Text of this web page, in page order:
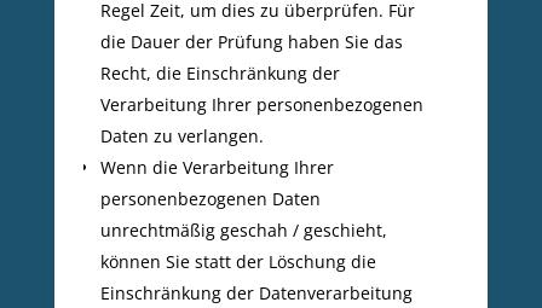
Regel Zeit, um dies zu überprüfen. Für
die Dauer der Prüfung haben Sie das
Recht, die Einschränkung der
Verarbeitung Ihrer personenbezogenen
Daten zu verlangen.
Wenn die Verarbeitung Ihrer
personenbezogenen Daten
unrechtmäßig geschah / geschieht,
können Sie statt der Löschung die
Einschränkung der Datenverarbeitung